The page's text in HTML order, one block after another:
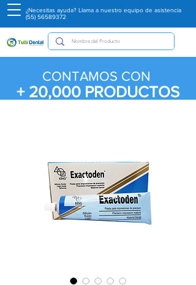
¿Necesitas ayuda? Llama a nuestro equipo de asistencia
(55) 56589372
CONTAMOS CON
+ 20,000 PRODUCTOS